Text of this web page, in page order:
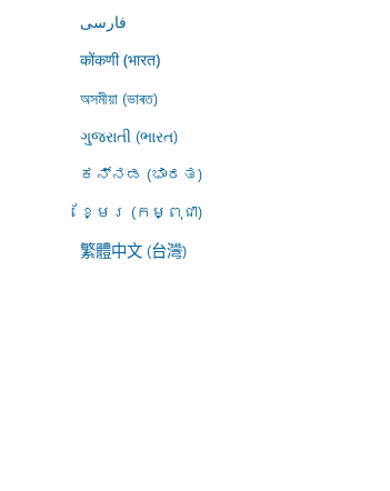
فارسى
कोंकणी (भारत)
অসমীয়া (ভাৰত)
ગુજરાતી (ભારત)
ಕನ್ನಡ (ಭಾರತ)
ខ្មែរ (កម្ពុជា)
繁體中文 (台灣)